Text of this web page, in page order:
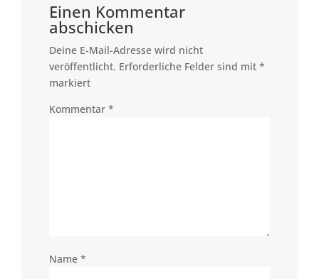
Einen Kommentar
abschicken
Deine E-Mail-Adresse wird nicht
veröffentlicht. Erforderliche Felder sind mit *
markiert
Kommentar *
Name *